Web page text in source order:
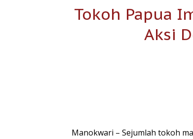
Tokoh Papua
Aksi
Manokwari – Sejumlah tokoh